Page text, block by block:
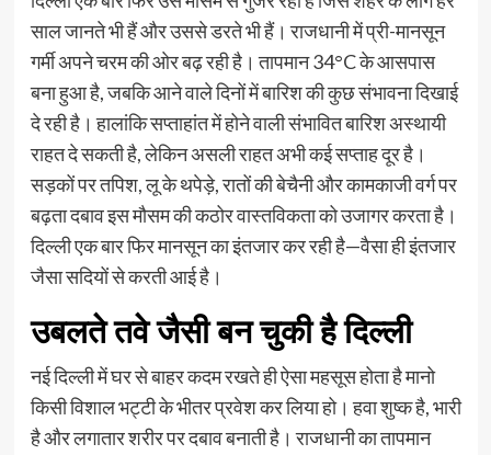
साल जानते भी हैं और उससे डरते भी हैं। राजधानी में प्री-मानसून
गर्मी अपने चरम की ओर बढ़ रही है। तापमान 34°C के आसपास
बना हुआ है, जबकि आने वाले दिनों में बारिश की कुछ संभावना दिखाई
दे रही है। हालांकि सप्ताहांत में होने वाली संभावित बारिश अस्थायी
राहत दे सकती है, लेकिन असली राहत अभी कई सप्ताह दूर है।
सड़कों पर तपिश, लू के थपेड़े, रातों की बेचैनी और कामकाजी वर्ग पर
बढ़ता दबाव इस मौसम की कठोर वास्तविकता को उजागर करता है।
दिल्ली एक बार फिर मानसून का इंतजार कर रही है—वैसा ही इंतजार
जैसा सदियों से करती आई है।
उबलते तवे जैसी बन चुकी है दिल्ली
नई दिल्ली में घर से बाहर कदम रखते ही ऐसा महसूस होता है मानो
किसी विशाल भट्टी के भीतर प्रवेश कर लिया हो। हवा शुष्क है, भारी
है और लगातार शरीर पर दबाव बनाती है। राजधानी का तापमान